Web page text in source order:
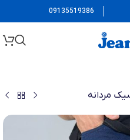
09135519386
مردانه